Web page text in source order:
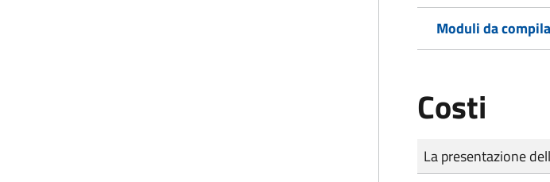
Moduli da
Costi
Tipo di pagamento
Importo
La presentazione